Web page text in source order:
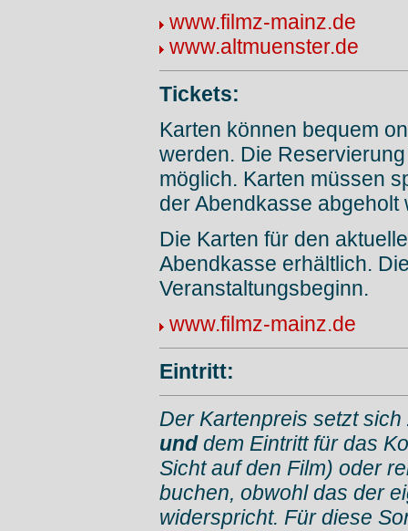
www.filmz-mainz.de
www.altmuenster.de
Tickets:
Karten können bequem
werden. Die
möglich. Karten müssen
der Abendkasse abgeholt
Die Karten für den
Abendkasse erhältlich.
Veranstaltungsbeginn.
www.filmz-mainz.de
Eintritt:
Der Kartenpreis setzt
unddem Eintritt für das
Sicht auf den Film) oder
buchen, obwohl das der
widerspricht. Für diese